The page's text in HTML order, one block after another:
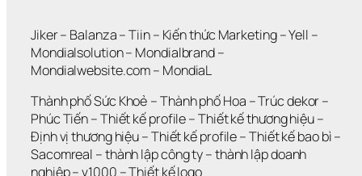
Jiker – Balanza – Tiin – Kiến thức Marketing – Yell
Mondialsolution – Mondialbrand
Mondialwebsite.com – MondiaL
Thành phố Sức Khoẻ – Thành phố Hoa – Trúc dekor
Phúc Tiến – Thiết kế profile – Thiết kế thương hiệu
Định vị thương hiệu – Thiết kế profile – Thiết kế bao bì
Sacomreal – thành lập công ty – thành lập doanh
nghiệp – v1000 – Thiết kế logo